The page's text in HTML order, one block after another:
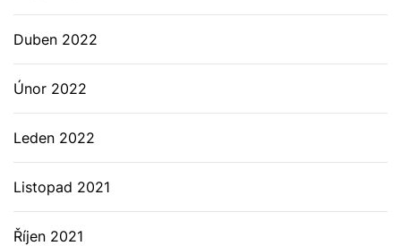
Duben 2022
Únor 2022
Leden 2022
Listopad 2021
Říjen 2021